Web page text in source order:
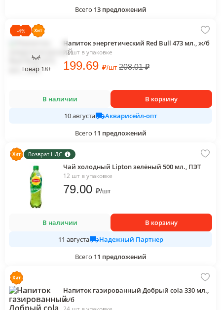
Всего 13 предложений
-4%
Товар 18+
Напиток энергетический Red Bull 473 мл., ж/б
12 шт в упаковке
199.69 ₽/шт 208.01 ₽
В наличии
В корзину
10 августа
Акварисейл-опт
Всего 11 предложений
Возврат НДС
Чай холодный Lipton зелёный 500 мл., ПЭТ
12 шт в упаковке
79.00 ₽/шт
В наличии
В корзину
11 августа
Надежный Партнер
Всего 11 предложений
Напиток газированный Добрый cola 330 мл.,
ж/б